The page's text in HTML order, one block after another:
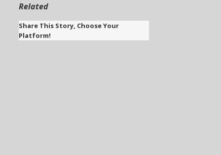
Related
Share This Story, Choose Your
Platform!